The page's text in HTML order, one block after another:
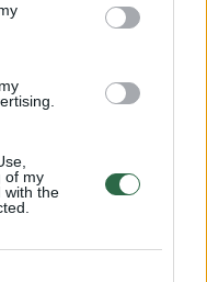
of my
with the
komentarus,
namų
iš patogaus
nors be galo
keliautojas“,